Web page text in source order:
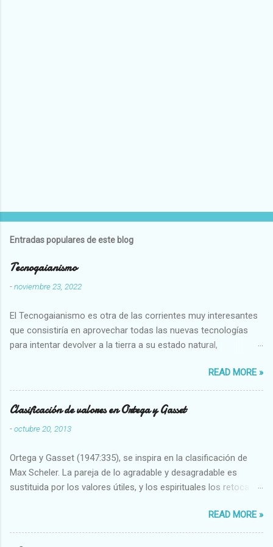
Entradas populares de este blog
Tecnogaianismo
-noviembre 23, 2022
El Tecnogaianismo es otra de las corrientes muy interesantes
que consistiría en aprovechar todas las nuevas tecnologías
para intentar devolver a la tierra a su estado natural,
READ MORE »
Clasificación de valores en Ortega y Gasset
-octubre 20, 2013
Ortega y Gasset (1947:335), se inspira en la clasificación de
Max Scheler. La pareja de lo agradable y desagradable es
sustituida por los valores útiles, y los espirituales los retoca.
Abundante-Escaso,etc 2 VITALES Sano-Enfermo Selecto-
Vulgar Enérgico-Inerte Fuerte-Débil,etc. 3 ESPIRITUALES a)
READ MORE »